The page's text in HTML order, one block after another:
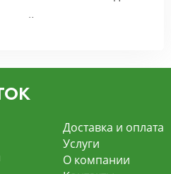
конвектор
на 24В подходит для
и бесшумно работает.
счет тангенциального
Доставка и оплата
Услуги
О компании